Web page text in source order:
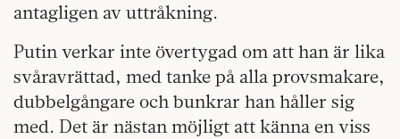
antagligen av uttråkning.
Putin verkar inte övertygad om att han är lika
svåravrättad, med tanke på alla provsmakare,
dubbelgångare och bunkrar han håller sig
med. Det är nästan möjligt att känna en viss